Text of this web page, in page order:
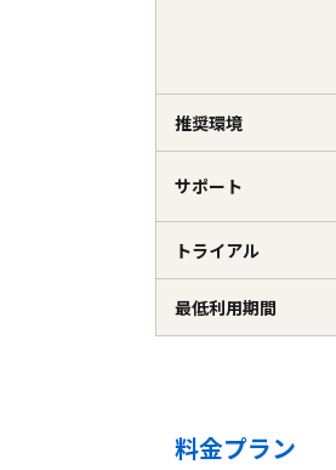
推奨環境
サポート
トライアル
最低利用期間
料金プラン